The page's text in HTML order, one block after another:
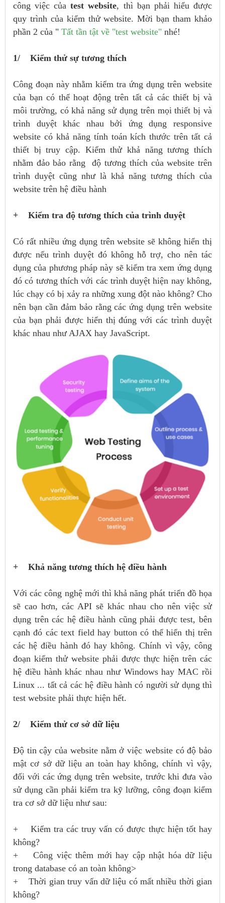
công việc củatest website, thì bạn phải hiểu được
quy trình của kiểm thử website. Mời bạn tham khảo
phần 2 của " Tất tần tật về "test website" nhé!
1/ Kiểm thử sự tương thích
Công đoạn này nhằm kiểm tra ứng dụng trên website
của bạn có thể hoạt động trên tất cả các thiết bị và
môi trường, có khả năng sử dụng trên mọi thiết bị và
trình duyệt khác nhau bởi ứng dụng responsive
website có khả năng tính toán kích thước trên tất cả
thiết bị truy cập. Kiểm thử khả năng tương thích
nhằm đảo bảo rằng độ tương thích của website trên
trình duyệt cũng như là khả năng tương thích của
website trên hệ điều hành
+ Kiểm tra độ tương thích của trình duyệt
Có rất nhiều ứng dụng trên website sẽ không hiển thị
được nếu trình duyệt đó không hỗ trợ, cho nên tác
dụng của phương pháp này sẽ kiểm tra xem ứng dụng
đó có tương thích với các trình duyệt hiện nay không,
lúc chạy có bị xảy ra những xung đột nào không? Cho
nên bạn cần đảm bảo rằng các ứng dụng trên website
của bạn phải được hiển thị đúng với các trình duyệt
khác nhau như AJAX hay JavaScript.
+ Khả năng tương thích hệ điều hành
Với các công nghệ mới thì khả năng phát triển đồ họa
sẽ cao hơn, các API sẽ khác nhau cho nên việc sử
dụng trên các hệ điều hành cũng phải được test, bên
cạnh đó các text field hay button có thể hiển thị trên
các hệ điều hành đó hay không. Chính vì vậy, công
đoạn kiểm thử website phải được thực hiện trên các
hệ điều hành khác nhau như Windows hay MAC rồi
Linux ... tất cả các hệ điều hành có người sử dụng thì
test website phải thực hiện hết.
2/ Kiểm thử cơ sở dữ liệu
Độ tin cậy của website nằm ở việc website có độ bảo
mật cơ sở dữ liệu an toàn hay không, chính vì vậy,
đối với các ứng dụng trên website, trước khi đưa vào
sử dụng cần phải kiểm tra kỹ lưỡng, công đoạn kiểm
tra cơ sở dữ liệu như sau:
+ Kiểm tra các truy vấn có được thực hiện tốt hay
không?
+ Công việc thêm mới hay cập nhật hóa dữ liệu
trong database có an toàn không>
+ Thời gian truy vấn dữ liệu có mất nhiều thời gian
không?